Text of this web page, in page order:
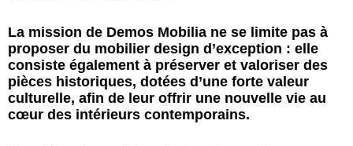
La mission de Demos Mobilia ne se limite pas à
proposer du mobilier design d’exception : elle
consiste également à préserver et valoriser des
pièces historiques, dotées d’une forte valeur
culturelle, afin de leur offrir une nouvelle vie au
cœur des intérieurs contemporains.